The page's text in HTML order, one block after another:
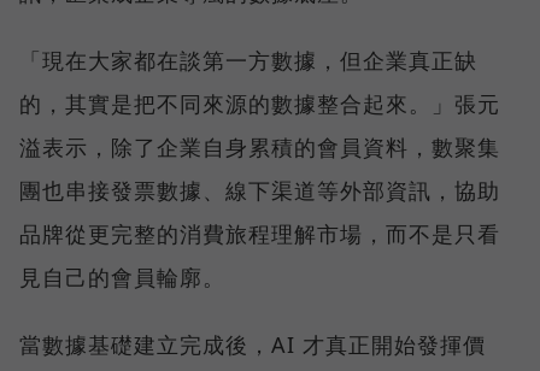
「現在大家都在談第一方數據，但企業真正缺
的，其實是把不同來源的數據整合起來。」張元
溢表示，除了企業自身累積的會員資料，數聚集
團也串接發票數據、線下渠道等外部資訊，協助
品牌從更完整的消費旅程理解市場，而不是只看
見自己的會員輪廓。
當數據基礎建立完成後，AI 才真正開始發揮價